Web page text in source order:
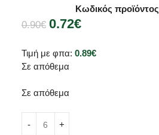
Κωδικός προϊόντος
0.90€ 0.72€
Τιμή με φπα: 0.89€
Σε απόθεμα
Σε απόθεμα